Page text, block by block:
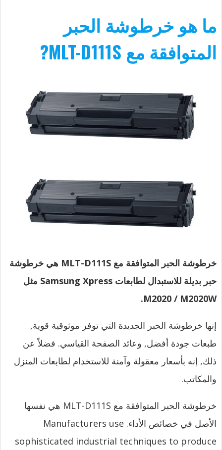
ما هو خرطوشة الحبر
المتوافقة مع MLT-D111S?
خرطوشة الحبر المتوافقة مع MLT-D111S هي خرطوشة
حبر بديلة للاستبدال لطابعات Samsung Xpress مثل
M2020 / M2020W.
إنها خرطوشة الحبر الجديدة التي توفر موثوقية قوية,
طبعات جودة أفضل, وعائد الصفحة القياسي. فضلاً عن
ذلك, إنه بأسعار معقولة وآمنة للاستخدام لطابعات المنزل
والمكاتب.
خرطوشة الحبر المتوافقة مع MLT-D111S هي نفسها
الأصل في خصائص الأداء. Manufacturers use
sophisticated industrial techniques to produce